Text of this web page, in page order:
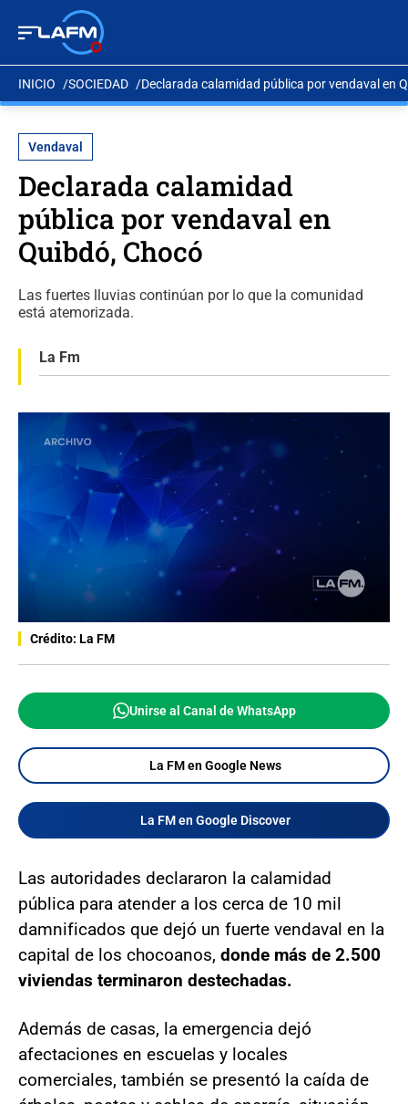
INICIO SOCIEDAD Declarada calamidad pública por vendaval en
Vendaval
Declarada calamidad
pública por vendaval en
Quibdó, Chocó
Las fuertes lluvias continúan por lo que la comunidad
está atemorizada.
La Fm
Crédito: La FM
Unirse al Canal de WhatsApp
La FM en Google News
La FM en Google Discover
Las autoridades declararon la calamidad
pública para atender a los cerca de 10 mil
damnificados que dejó un fuerte vendaval en la
capital de los chocoanos, donde más de 2.500
viviendas terminaron destechadas.
Además de casas, la emergencia dejó
afectaciones en escuelas y locales
comerciales, también se presentó la caída de